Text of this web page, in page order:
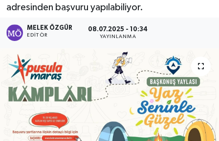
adresinden başvuru yapılabiliyor.
MELEK ÖZGÜR
EDITÖR
08.07.2025 - 10:34
YAYINLANMA
Spor
Tarih - Kültür - Sanat - Turizm